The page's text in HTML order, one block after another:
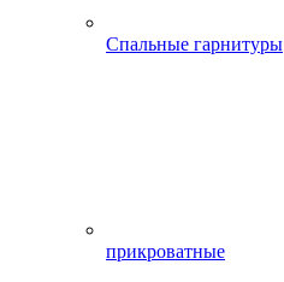
Спальные гарнитуры
прикроватные